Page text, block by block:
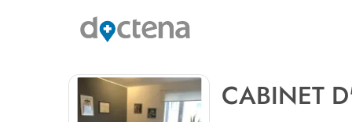
CABINET